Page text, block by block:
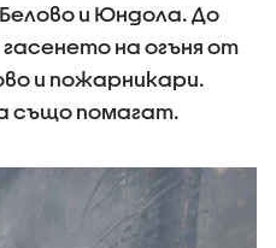
и Юндола. До
на огъня от
и пожарникари.
също помагат.